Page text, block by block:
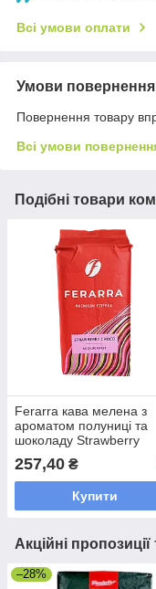
Всі умови оплати
Умови повернення
Повернення товару
Всі умови
Подібні товари
Ferarra кава мелена з
ароматом полуниці та
шоколаду Strawberry
середнього
257,40 ₴
Купити
Акційні
–28%